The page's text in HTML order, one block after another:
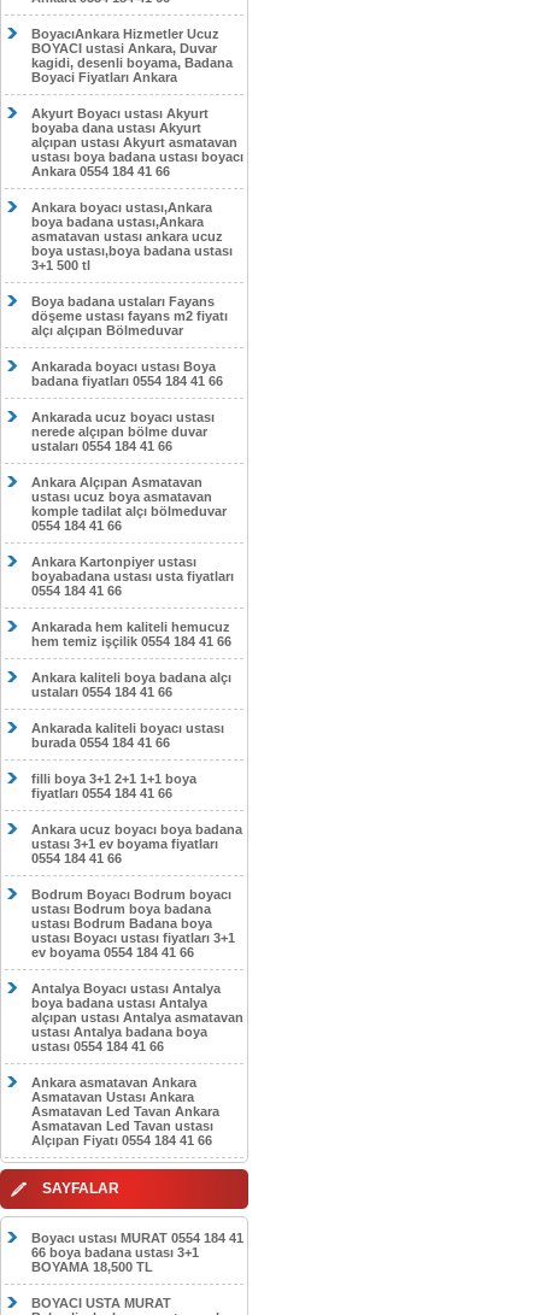
BoyacıAnkara Hizmetler Ucuz
BOYACI ustasi Ankara, Duvar
kagidi, desenli boyama, Badana
Boyaci Fiyatları Ankara
Akyurt Boyacı ustası Akyurt
boyaba dana ustası Akyurt
alçıpan ustası Akyurt asmatavan
ustası boya badana ustası boyacı
Ankara 0554 184 41 66
Ankara boyacı ustası,Ankara
boya badana ustası,Ankara
asmatavan ustası ankara ucuz
boya ustası,boya badana ustası
3+1 500 tl
Boya badana ustaları Fayans
döşeme ustası fayans m2 fiyatı
alçı alçıpan Bölmeduvar
Ankarada boyacı ustası Boya
badana fiyatları 0554 184 41 66
Ankarada ucuz boyacı ustası
nerede alçıpan bölme duvar
ustaları 0554 184 41 66
Ankara Alçıpan Asmatavan
ustası ucuz boya asmatavan
komple tadilat alçı bölmeduvar
0554 184 41 66
Ankara Kartonpiyer ustası
boyabadana ustası usta fiyatları
0554 184 41 66
Ankarada hem kaliteli hemucuz
hem temiz işçilik 0554 184 41 66
Ankara kaliteli boya badana alçı
ustaları 0554 184 41 66
Ankarada kaliteli boyacı ustası
burada 0554 184 41 66
filli boya 3+1 2+1 1+1 boya
fiyatları 0554 184 41 66
Ankara ucuz boyacı boya badana
ustası 3+1 ev boyama fiyatları
0554 184 41 66
Bodrum Boyacı Bodrum boyacı
ustası Bodrum boya badana
ustası Bodrum Badana boya
ustası Boyacı ustası fiyatları 3+1
ev boyama 0554 184 41 66
Antalya Boyacı ustası Antalya
boya badana ustası Antalya
alçıpan ustası Antalya asmatavan
ustası Antalya badana boya
ustası 0554 184 41 66
Ankara asmatavan Ankara
Asmatavan Ustası Ankara
Asmatavan Led Tavan Ankara
Asmatavan Led Tavan ustası
Alçıpan Fiyatı 0554 184 41 66
SAYFALAR
Boyacı ustası MURAT 0554 184 41
66 boya badana ustası 3+1
BOYAMA 18,500 TL
BOYACI USTA MURAT